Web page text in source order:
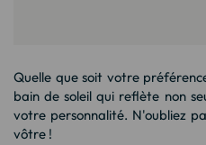
Quelle que soit votre
bain de soleil qui reflète non
votre personnalité. N'oubliez
vôtre !